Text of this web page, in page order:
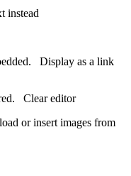
instead
Display as a link
Clear editor
or insert images from